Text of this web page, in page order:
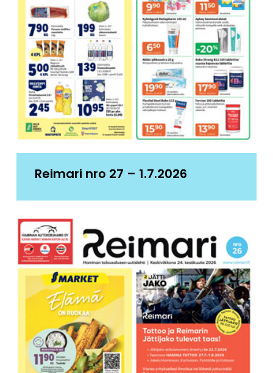
Reimari nro 27 – 1.7.2026